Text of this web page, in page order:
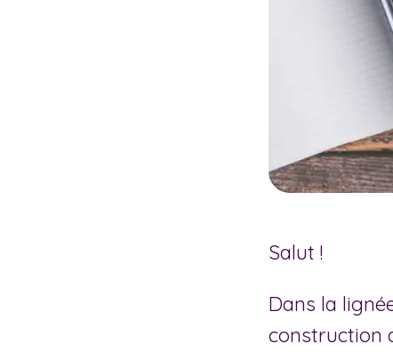
Salut !
Dans la
construction